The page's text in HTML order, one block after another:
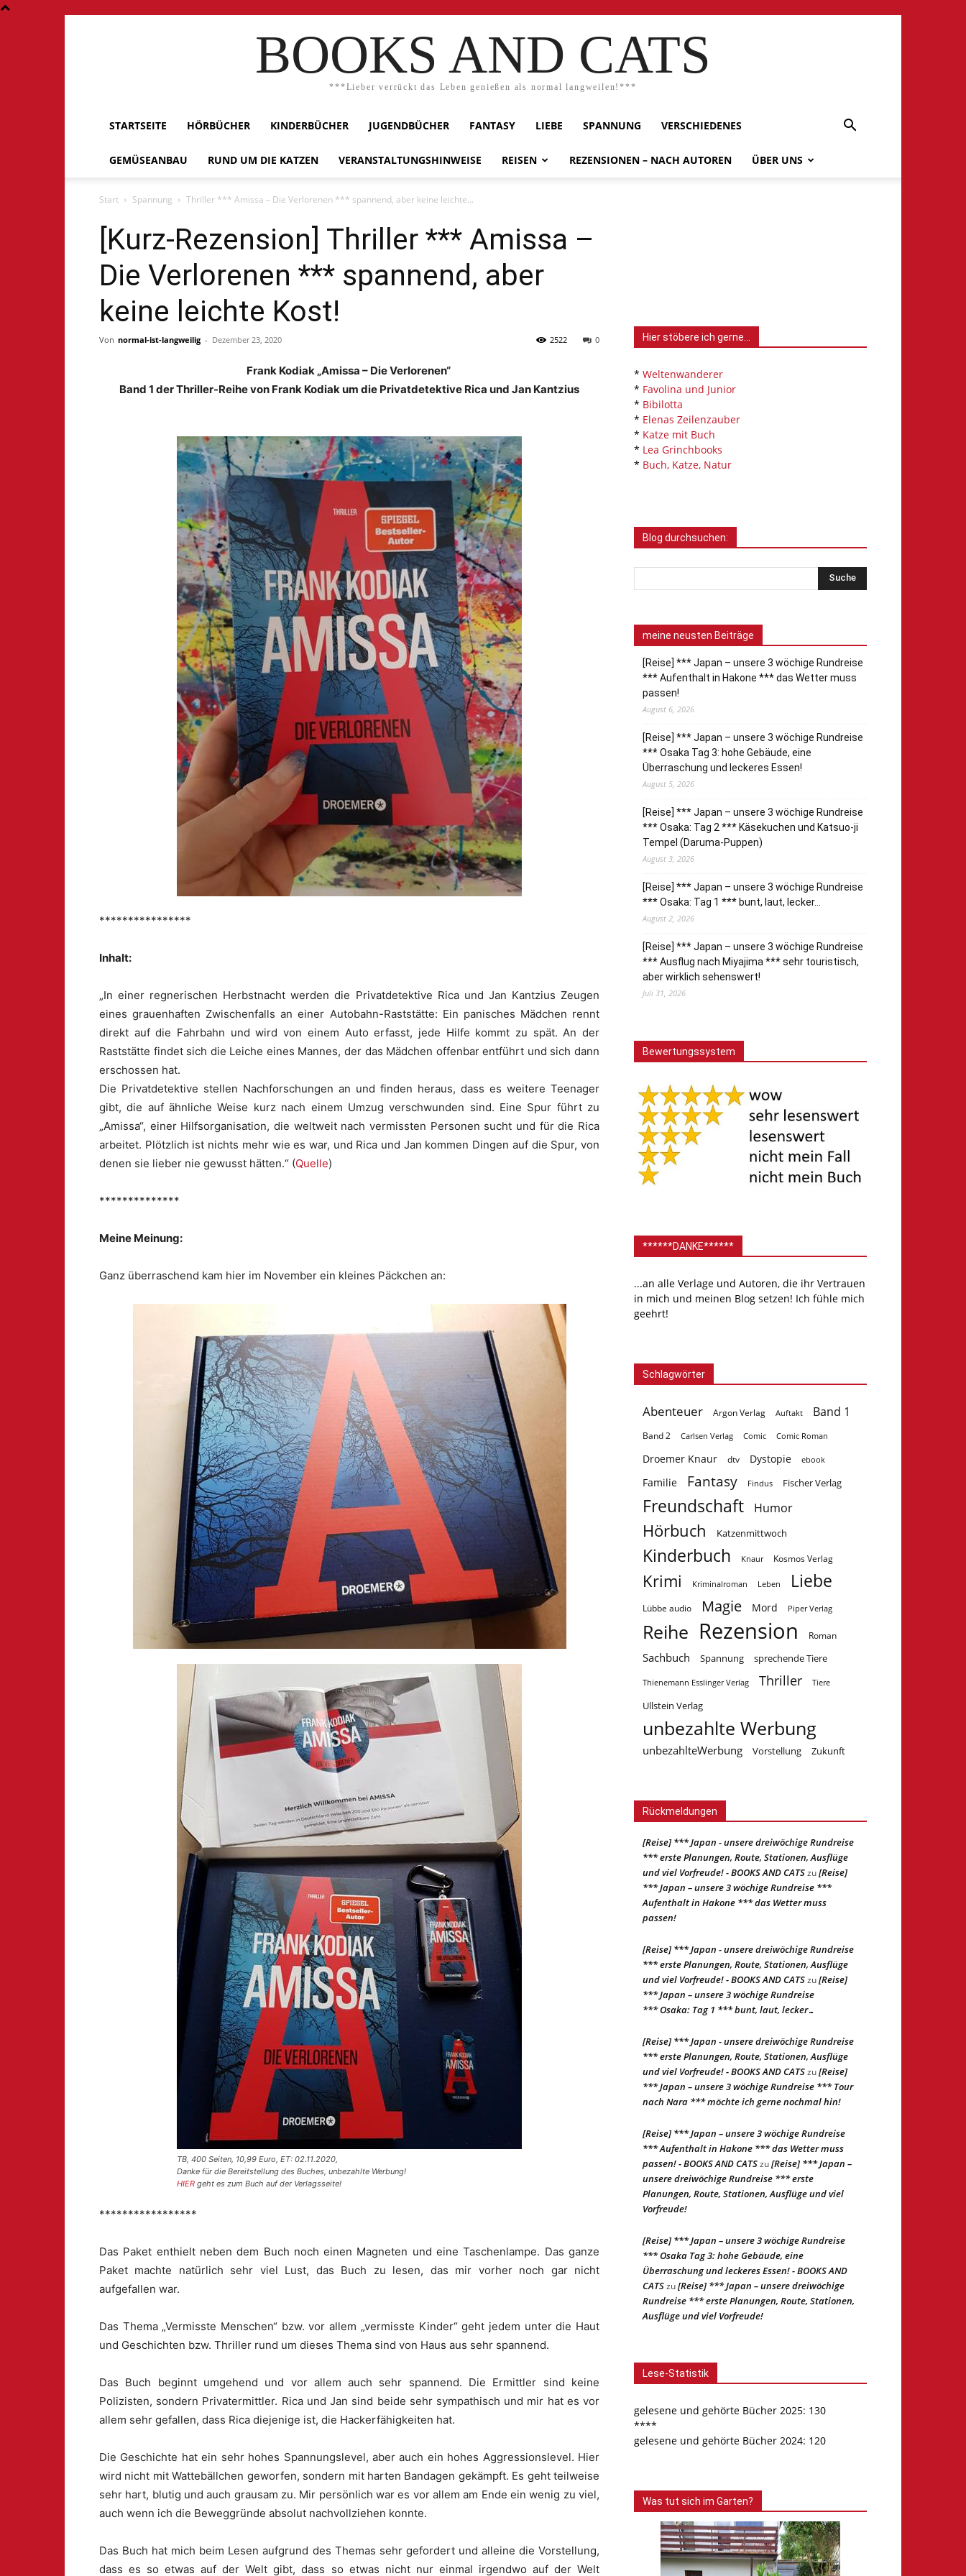
BOOKS AND CATS
***Lieber verrückt das Leben genießen als normal langweilen!***
STARTSEITE HÖRBÜCHER KINDERBÜCHER JUGENDBÜCHER FANTASY LIEBE SPANNUNG VERSCHIEDENES
GEMÜSEANBAU RUND UM DIE KATZEN VERANSTALTUNGSHINWEISE REISEN REZENSIONEN – NACH AUTOREN ÜBER UNS
Start Spannung Thriller *** Amissa – Die Verlorenen *** spannend, aber keine leichte...
[Kurz-Rezension] Thriller *** Amissa –
Die Verlorenen *** spannend, aber
keine leichte Kost!
Von normal-ist-langweilig - Dezember 23, 2020 0
2522
Frank Kodiak „Amissa – Die Verlorenen“
Band 1 der Thriller-Reihe von Frank Kodiak um die Privatdetektive Rica und Jan Kantzius
****************
Inhalt:
„In einer regnerischen Herbstnacht werden die Privatdetektive Rica und Jan Kantzius Zeugen
eines grauenhaften Zwischenfalls an einer Autobahn-Raststätte: Ein panisches Mädchen rennt
direkt auf die Fahrbahn und wird von einem Auto erfasst, jede Hilfe kommt zu spät. An der
Raststätte findet sich die Leiche eines Mannes, der das Mädchen offenbar entführt und sich dann
erschossen hat.
Die Privatdetektive stellen Nachforschungen an und finden heraus, dass es weitere Teenager
gibt, die auf ähnliche Weise kurz nach einem Umzug verschwunden sind. Eine Spur führt zu
„Amissa“, einer Hilfsorganisation, die weltweit nach vermissten Personen sucht und für die Rica
arbeitet. Plötzlich ist nichts mehr wie es war, und Rica und Jan kommen Dingen auf die Spur, von
denen sie lieber nie gewusst hätten.“ (Quelle)
**************
Meine Meinung:
Ganz überraschend kam hier im November ein kleines Päckchen an:
TB, 400 Seiten, 10,99 Euro, ET: 02.11.2020,
Danke für die Bereitstellung des Buches, unbezahlte Werbung!
HIER geht es zum Buch auf der Verlagsseite!
*****************
Das Paket enthielt neben dem Buch noch einen Magneten und eine Taschenlampe. Das ganze
Paket machte natürlich sehr viel Lust, das Buch zu lesen, das mir vorher noch gar nicht
aufgefallen war.
Das Thema „Vermisste Menschen“ bzw. vor allem „vermisste Kinder“ geht jedem unter die Haut
und Geschichten bzw. Thriller rund um dieses Thema sind von Haus aus sehr spannend.
Das Buch beginnt umgehend und vor allem auch sehr spannend. Die Ermittler sind keine
Polizisten, sondern Privatermittler. Rica und Jan sind beide sehr sympathisch und mir hat es vor
allem sehr gefallen, dass Rica diejenige ist, die Hackerfähigkeiten hat.
Die Geschichte hat ein sehr hohes Spannungslevel, aber auch ein hohes Aggressionslevel. Hier
wird nicht mit Wattebällchen geworfen, sondern mit harten Bandagen gekämpft. Es geht teilweise
sehr hart, blutig und auch grausam zu. Mir persönlich war es vor allem am Ende ein wenig zu viel,
auch wenn ich die Beweggründe absolut nachvollziehen konnte.
Das Buch hat mich beim Lesen aufgrund des Themas sehr gefordert und alleine die Vorstellung,
dass es so etwas auf der Welt gibt, dass so etwas nicht nur einmal irgendwo auf der Welt
Hier stöbere ich gerne…
* Weltenwanderer
* Favolina und Junior
* Bibilotta
* Elenas Zeilenzauber
* Katze mit Buch
* Lea Grinchbooks
* Buch, Katze, Natur
Blog durchsuchen:
meine neusten Beiträge
[Reise] *** Japan – unsere 3 wöchige Rundreise
*** Aufenthalt in Hakone *** das Wetter muss
passen!
August 6, 2026
[Reise] *** Japan – unsere 3 wöchige Rundreise
*** Osaka Tag 3: hohe Gebäude, eine
Überraschung und leckeres Essen!
August 5, 2026
[Reise] *** Japan – unsere 3 wöchige Rundreise
*** Osaka: Tag 2 *** Käsekuchen und Katsuo-ji
Tempel (Daruma-Puppen)
August 3, 2026
[Reise] *** Japan – unsere 3 wöchige Rundreise
*** Osaka: Tag 1 *** bunt, laut, lecker…
August 2, 2026
[Reise] *** Japan – unsere 3 wöchige Rundreise
*** Ausflug nach Miyajima *** sehr touristisch,
aber wirklich sehenswert!
Juli 31, 2026
Bewertungssystem
******DANKE******
...an alle Verlage und Autoren, die ihr Vertrauen
in mich und meinen Blog setzen! Ich fühle mich
geehrt!
Schlagwörter
Abenteuer Argon Verlag Auftakt Band 1
Band 2 Carlsen Verlag Comic Comic Roman
Droemer Knaur dtv Dystopie ebook
Familie Fantasy Findus Fischer Verlag
Freundschaft Humor
Hörbuch Katzenmittwoch
Kinderbuch Knaur Kosmos Verlag
Krimi Kriminalroman Leben Liebe
Lübbe audio Magie Mord Piper Verlag
Reihe Rezension Roman
Sachbuch Spannung sprechende Tiere
Thienemann Esslinger Verlag Thriller Tiere
Ullstein Verlag
unbezahlte Werbung
unbezahlteWerbung Vorstellung Zukunft
Rückmeldungen
[Reise] *** Japan - unsere dreiwöchige Rundreise
*** erste Planungen, Route, Stationen, Ausflüge
und viel Vorfreude! - BOOKS AND CATSzu[Reise]
*** Japan – unsere 3 wöchige Rundreise ***
Aufenthalt in Hakone *** das Wetter muss
passen!
[Reise] *** Japan - unsere dreiwöchige Rundreise
*** erste Planungen, Route, Stationen, Ausflüge
und viel Vorfreude! - BOOKS AND CATSzu[Reise]
*** Japan – unsere 3 wöchige Rundreise
*** Osaka: Tag 1 *** bunt, laut, lecker…
[Reise] *** Japan - unsere dreiwöchige Rundreise
*** erste Planungen, Route, Stationen, Ausflüge
und viel Vorfreude! - BOOKS AND CATSzu[Reise]
*** Japan – unsere 3 wöchige Rundreise *** Tour
nach Nara *** möchte ich gerne nochmal hin!
[Reise] *** Japan – unsere 3 wöchige Rundreise
*** Aufenthalt in Hakone *** das Wetter muss
passen! - BOOKS AND CATSzu[Reise] *** Japan –
unsere dreiwöchige Rundreise *** erste
Planungen, Route, Stationen, Ausflüge und viel
Vorfreude!
[Reise] *** Japan – unsere 3 wöchige Rundreise
*** Osaka Tag 3: hohe Gebäude, eine
Überraschung und leckeres Essen! - BOOKS AND
CATSzu[Reise] *** Japan – unsere dreiwöchige
Rundreise *** erste Planungen, Route, Stationen,
Ausflüge und viel Vorfreude!
Lese-Statistik
gelesene und gehörte Bücher 2025: 130
****
gelesene und gehörte Bücher 2024: 120
Was tut sich im Garten?